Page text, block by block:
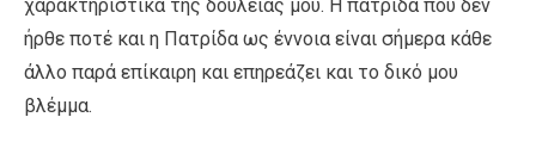
χαρακτηριστικά της δουλειάς μου. Η πατρίδα που δεν
ήρθε ποτέ και η Πατρίδα ως έννοια είναι σήμερα κάθε
άλλο παρά επίκαιρη και επηρεάζει και το δικό μου
βλέμμα.